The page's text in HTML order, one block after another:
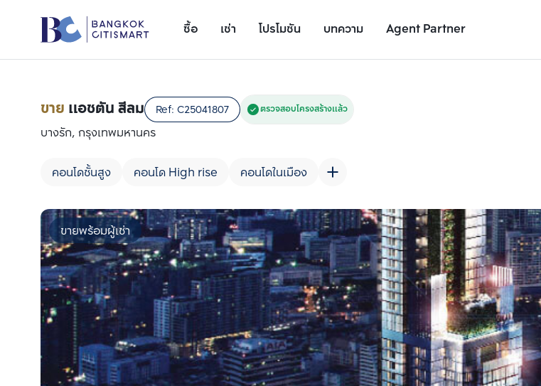
ซื้อ เช่า โปรโมชัน บทความ Agent Partner
รายละเอียดยูนิต
ขาย แอชตัน สีลม Ref: C25041807 ตรวจสอบโครงสร้างแล้ว
บางรัก, กรุงเทพมหานคร
คอนโดชั้นสูง คอนโด High rise คอนโดในเมือง
ขายพร้อมผู้เช่า
เพิ่มยูนิตเปรียบเทียบ
รายการที่ 1
เพิ่มยูนิตเปรียบเทียบ
รายการที่ 2